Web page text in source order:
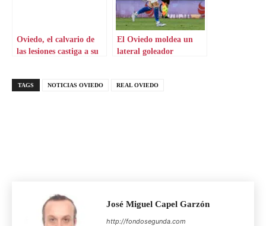
Oviedo, el calvario de
las lesiones castiga a su
El Oviedo moldea un
lateral goleador
TAGS NOTICIAS OVIEDO REAL OVIEDO
José Miguel Capel Garzón
http://fondosegunda.com